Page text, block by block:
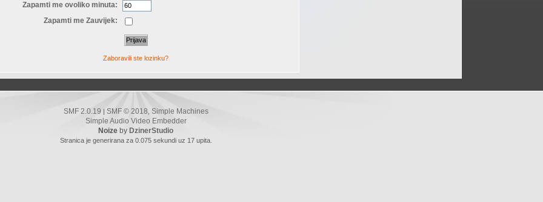
Zapamti me ovoliko minuta:
Zapamti me Zauvijek:
Zaboravili ste lozinku?
SMF 2.0.19 SMF © 2018 Simple Machines
Simple Audio Video Embedder
Noize by DzinerStudio
Stranica je generirana za 0.075 sekundi uz 17 upita.